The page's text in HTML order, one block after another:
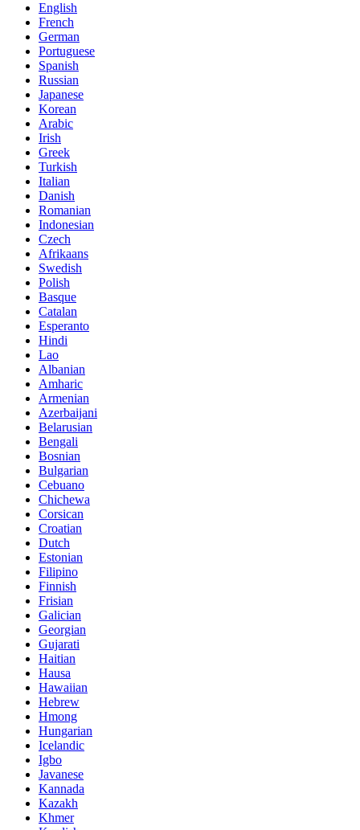
English
French
German
Portuguese
Spanish
Russian
Japanese
Korean
Arabic
Irish
Greek
Turkish
Italian
Danish
Romanian
Indonesian
Czech
Afrikaans
Swedish
Polish
Basque
Catalan
Esperanto
Hindi
Lao
Albanian
Amharic
Armenian
Azerbaijani
Belarusian
Bengali
Bosnian
Bulgarian
Cebuano
Chichewa
Corsican
Croatian
Dutch
Estonian
Filipino
Finnish
Frisian
Galician
Georgian
Gujarati
Haitian
Hausa
Hawaiian
Hebrew
Hmong
Hungarian
Icelandic
Igbo
Javanese
Kannada
Kazakh
Khmer